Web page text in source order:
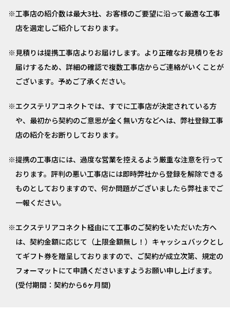
工事店の紹介数は最大3社、お客様のご要望に沿って最適な工事
店を選定しご紹介しております。
見積りは提携工事店よりお届けします。より正確なお見積りをお
届けするため、詳細の確認で複数工事店からご連絡がいくことが
ございます。予めご了承ください。
エクステリアコネクトでは、すでに工事店が決定されている方
や、最初から契約のご意思が全く無い方などへは、弊社登録工事
店の紹介をお断りしております。
提携の工事店には、過度な営業を控えるよう厳重な注意を行って
おります。評判の悪い工事店には即時弊社から登録を解除できる
ものとしておりますので、何か問題がございましたら弊社までご
一報ください。
エクステリアコネクト経由にて工事のご契約をいただいた方へ
は、契約金額に応じて（上限金額無し！）キャッシュバックとし
てギフト券を贈呈しておりますので、ご契約が成立次第、規定の
フォーマットにて申請くださいますようお願い申し上げます。
(受付期間：契約から6ヶ月間)